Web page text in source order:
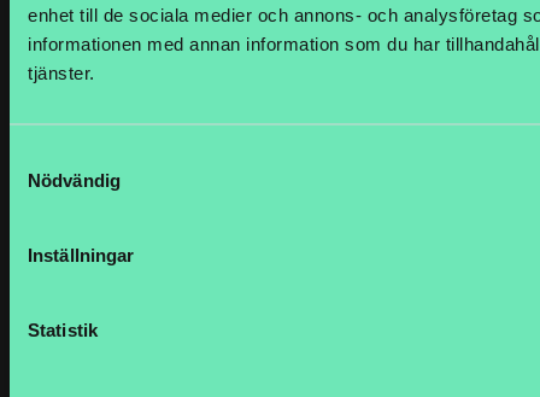
enhet till de sociala medier och annons- och analysföretag
informationen med annan information som du har
tjänster.
Nödvändig
Inställningar
Statistik
Quick links
Prenumerera